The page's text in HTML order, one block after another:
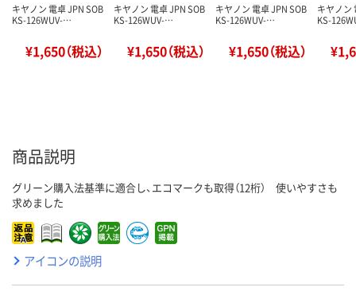
キヤノン 電卓 JPN SOB
KS-126WUV-…
¥1,650（税込）
キヤノン 電卓 JPN SOB
KS-126WUV-…
¥1,650（税込）
キヤノン 電卓 JPN SOB
KS-126WUV-…
¥1,650（税込）
キヤノン
KS-
商品説明
グリーン購入法基準に適合し、エコマークも取得（12桁） 使いやすさも
求めました
アイコンの説明